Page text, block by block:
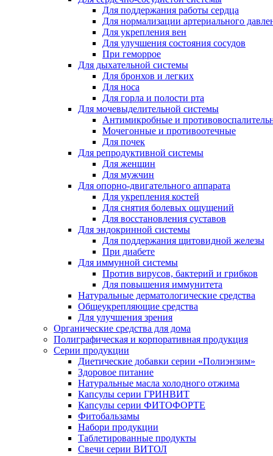
Для поддержания работы сердца
Для нормализации артериального
Для укрепления вен
Для улучшения состояния сосудов
При геморрое
Для дыхательной системы
Для бронхов и легких
Для носа
Для горла и полости рта
Для мочевыделительной системы
Антимикробные и
Мочегонные и противоотечные
Для почек
Для репродуктивной системы
Для женщин
Для мужчин
Для опорно-двигательного аппарата
Для укрепления костей
Для снятия болевых ощущений
Для восстановления суставов
Для эндокринной системы
Для поддержания щитовидной железы
При диабете
Для иммунной системы
Против вирусов, бактерий и грибков
Для повышения иммунитета
Натуральные дерматологические средства
Общеукрепляющие средства
Для улучшения зрения
Органические средства для дома
Полиграфическая и корпоративная продукция
Серии продукции
Диетические добавки серии «Полиэнзим»
Здоровое питание
Натуральные масла холодного отжима
Капсулы серии ГРИНВИТ
Капсулы серии ФИТОФОРТЕ
Фитобальзамы
Набори продукции
Таблетированные продукты
Свечи серии ВИТОЛ